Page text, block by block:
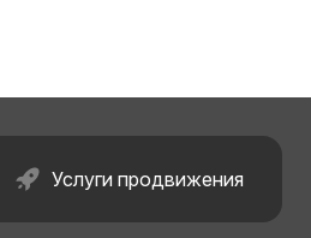
Услуги продвижения